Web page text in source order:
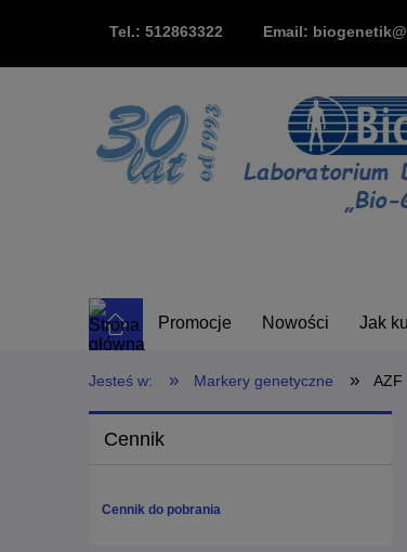
Tel.: 512863322 Email:
Promocje Nowości Jak
Jesteś w: » Markery genetyczne » AZF
Cennik
Cennik do pobrania